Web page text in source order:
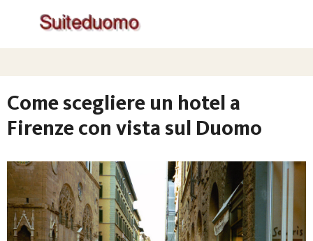
Come scegliere un hotel a
Firenze con vista sul Duomo